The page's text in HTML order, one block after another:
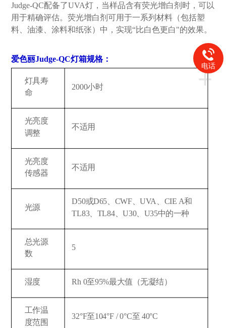
Judge-QC配备了UVA灯，当样品含有荧光增白剂时，可以
用于精确评估。荧光增白剂可用于一系列材料（包括塑
料、油漆、涂料和纸张）中，实现“比白色更白"的效果。
爱色丽Judge-QC灯箱规格：
+
灯具寿
命
2000小时
光亮度
调整
不适用
光亮度
传感器
不适用
光源
D50或D65、CWF、UVA、CIE A和
TL83、TL84、U30、U35中的一种
总光源
数
5
湿度 Rh 0至95%最大值（无凝结）
工作温
度范围
32°F至104°F / 0°C至 40°C
电话